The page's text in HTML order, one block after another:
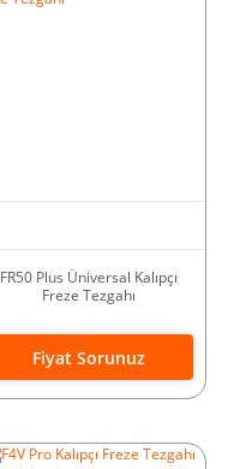
FR50 Plus Üniversal Kalıpçı
Freze Tezgahı
Fiyat Sorunuz